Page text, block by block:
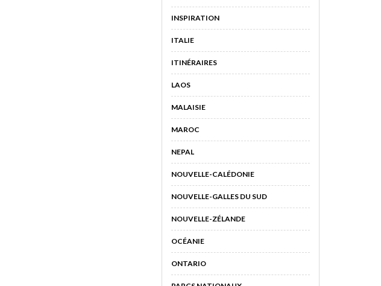
INSPIRATION
ITALIE
ITINÉRAIRES
LAOS
MALAISIE
MAROC
NEPAL
NOUVELLE-CALÉDONIE
NOUVELLE-GALLES DU SUD
NOUVELLE-ZÉLANDE
OCÉANIE
ONTARIO